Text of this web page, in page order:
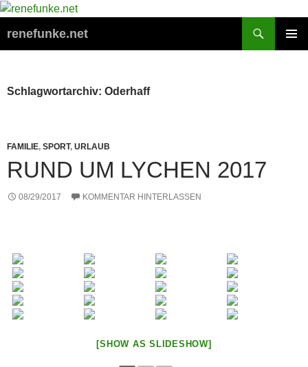
Zum
springen
renefunke.net
Schlagwortarchiv: Oderhaff
FAMILIE, SPORT, URLAUB
RUND UM LYCHEN 2017
08/29/2017 KOMMENTAR HINTERLASSEN
[SHOW AS SLIDESHOW]